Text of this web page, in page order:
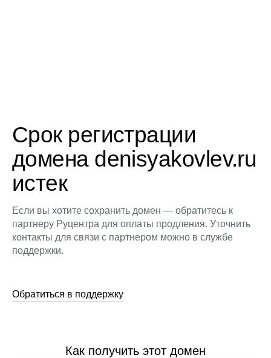
Срок регистрации
домена denisyakovlev.ru
истек
Если вы хотите сохранить домен — обратитесь к
партнеру Руцентра для оплаты продления. Уточнить
контакты для связи с партнером можно в службе
поддержки.
Обратиться в поддержку
Как получить этот домен